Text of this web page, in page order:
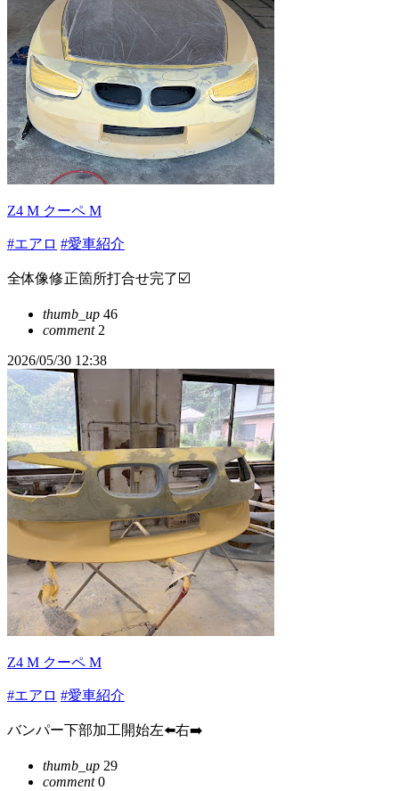
Z4 M クーペ M
#エアロ #愛車紹介
全体像修正箇所打合せ完了☑️
thumb_up 46
comment2
2026/05/30 12:38
Z4 M クーペ M
#エアロ #愛車紹介
バンパー下部加工開始左⬅️右➡️
thumb_up 29
comment0